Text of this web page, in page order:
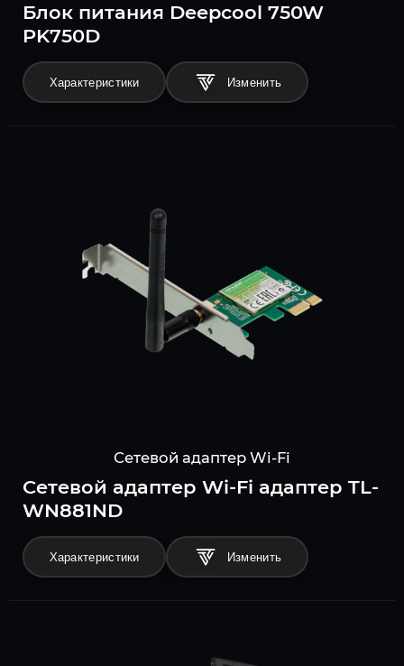
Блок питания Deepcool 750W
PK750D
Характеристики
Сетевой адаптер Wi-Fi
Сетевой адаптер Wi-Fi адаптер TL-
WN881ND
Характеристики